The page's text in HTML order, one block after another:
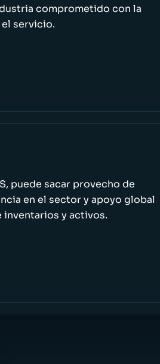
comprometido con la
servicio.
puede sacar provecho de
en el sector y apoyo global
y activos.